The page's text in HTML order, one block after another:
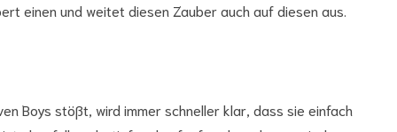
einen und weitet diesen Zauber auch auf diesen aus.
Boys stößt, wird immer schneller klar, dass sie einfach